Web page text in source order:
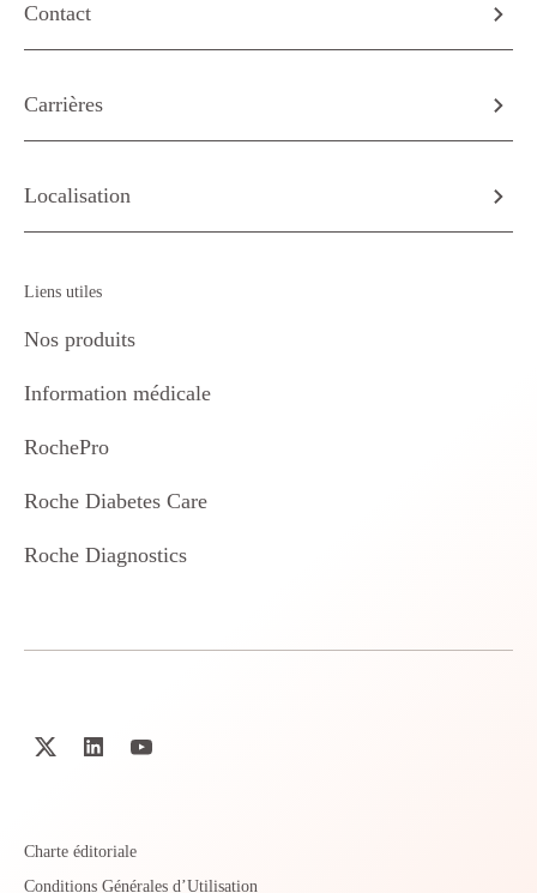
Contact
Carrières
Localisation
Liens utiles
Nos produits
Information médicale
RochePro
Roche Diabetes Care
Roche Diagnostics
Charte éditoriale
Conditions Générales d’Utilisation